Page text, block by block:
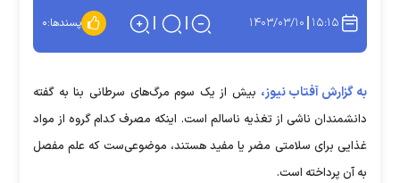
۱۵:۱۵ ۱۴۰۳/۰۳/۱۰ پسندها:۰
به گزارش آفتاب نیوز، بیش از یک سوم مرگ‌های سرطانی بنا به گفته
دانشمندان ناشی از تغذیه ناسالم است. اینکه مصرف کدام گروه از مواد
غذایی برای سلامتی مضر یا مفید هستند، موضوعی‌ست که علم مفصل
به آن پرداخته است.